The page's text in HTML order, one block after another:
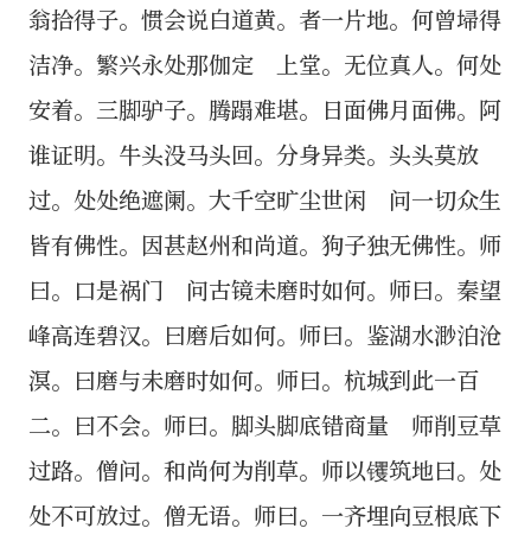
翁拾得子。惯会说白道黄。者一片地。何曾埽得
洁净。繁兴永处那伽定 上堂。无位真人。何处
安着。三脚驴子。腾蹋难堪。日面佛月面佛。阿
谁证明。牛头没马头回。分身异类。头头莫放
过。处处绝遮阑。大千空旷尘世闲 问一切众生
皆有佛性。因甚赵州和尚道。狗子独无佛性。师
曰。口是祸门 问古镜未磨时如何。师曰。秦望
峰高连碧汉。曰磨后如何。师曰。鉴湖水渺泊沧
溟。曰磨与未磨时如何。师曰。杭城到此一百
二。曰不会。师曰。脚头脚底错商量 师削豆草
过路。僧问。和尚何为削草。师以䦆筑地曰。处
处不可放过。僧无语。师曰。一齐埋向豆根底下